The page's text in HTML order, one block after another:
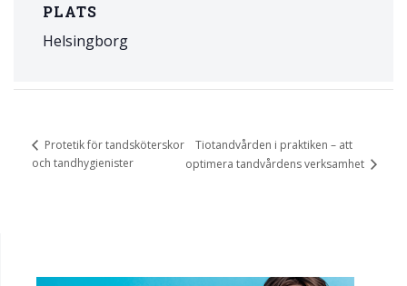
PLATS
Helsingborg
Protetik för tandsköterskor
och tandhygienister
Tiotandvården i praktiken – att
optimera tandvårdens verksamhet